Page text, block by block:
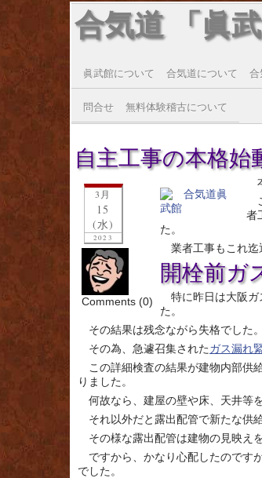
合気道 「眞
眞武館について 合気道について 合
問合せ 無料体験稽古について
自主工事の本格始
3月
15
(水)
2023
Comments (0)
者
た。
業者工事もこれ迄
開栓前ガ
特に昨日は大阪
た。
その結果は残念ながら失格でした。
その為、急遽召集されたガス漏れ
この詳細検査の結果が建物内部供
りました。
何故なら、建屋の壁や床、天井等
それ以外だと露出配管で新たな供
その様な露出配管は建物の見映え
ですから、かなり心配したのです
でした。